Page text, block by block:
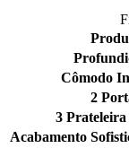
Cômodo
2
3
Acabamento